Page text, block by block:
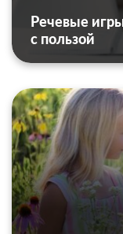
Речевые
с пользой